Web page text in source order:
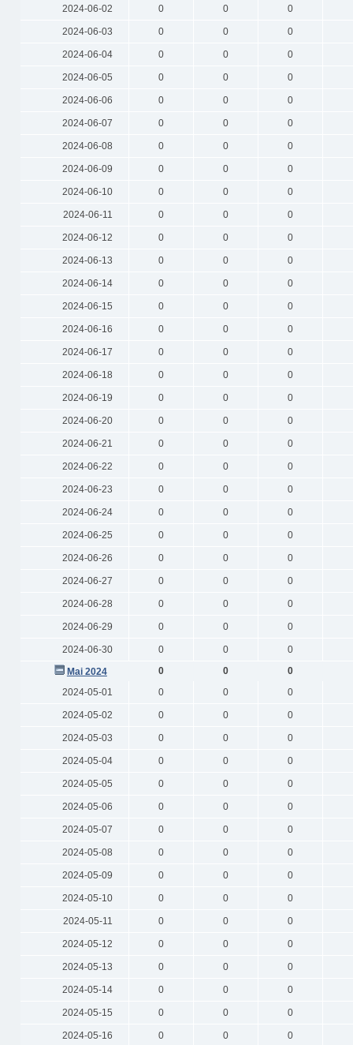
2024-06-02 0 0 0
2024-06-03 0 0 0
2024-06-04 0 0 0
2024-06-05 0 0 0
2024-06-06 0 0 0
2024-06-07 0 0 0
2024-06-08 0 0 0
2024-06-09 0 0 0
2024-06-10 0 0 0
2024-06-11 0 0 0
2024-06-12 0 0 0
2024-06-13 0 0 0
2024-06-14 0 0 0
2024-06-15 0 0 0
2024-06-16 0 0 0
2024-06-17 0 0 0
2024-06-18 0 0 0
2024-06-19 0 0 0
2024-06-20 0 0 0
2024-06-21 0 0 0
2024-06-22 0 0 0
2024-06-23 0 0 0
2024-06-24 0 0 0
2024-06-25 0 0 0
2024-06-26 0 0 0
2024-06-27 0 0 0
2024-06-28 0 0 0
2024-06-29 0 0 0
2024-06-30 0 0
0
Mai 2024
0 0
0
2024-05-01
0 0 0
2024-05-02 0 0 0
2024-05-03 0 0 0
2024-05-04 0 0 0
2024-05-05 0 0 0
2024-05-06 0 0 0
2024-05-07 0 0 0
2024-05-08 0 0 0
2024-05-09 0 0 0
2024-05-10 0 0 0
2024-05-11 0 0 0
2024-05-12 0 0 0
2024-05-13 0 0 0
2024-05-14 0 0 0
2024-05-15 0 0 0
2024-05-16 0 0 0